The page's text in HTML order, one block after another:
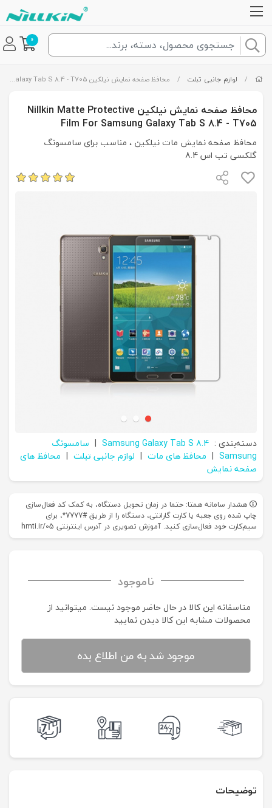
0
/ لوازم جانبی تبلت / محافظ صفحه نمایش نیلکین Nillkin Matte Protective Film For Samsung Galaxy Tab S 8.4 - T705
محافظ صفحه نمایش نیلکین Nillkin Matte Protective
Film For Samsung Galaxy Tab S 8.4 - T705
محافظ صفحه نمایش مات نیلکین ، مناسب برای سامسونگ
گلکسی تب اس 8.4
دسته‌بندی : Samsung Galaxy Tab S 8.4
| سامسونگ
Samsung
| محافظ های مات | لوازم جانبی تبلت | محافظ های
صفحه نمایش
هشدار سامانه همتا: حتما در زمان تحویل دستگاه، به کمک کد فعال‌سازی
چاپ شده روی جعبه یا کارت گارانتی، دستگاه را از طریق #7777*، برای
سیم‌کارت خود فعال‌سازی کنید. آموزش تصویری در آدرس اینترنتی hmti.ir/05
ناموجود
متاسفانه این کالا در حال حاضر موجود نیست. می‍توانید از
محصولات مشابه این کالا دیدن نمایید
موجود شد به من اطلاع بده
توضیحات